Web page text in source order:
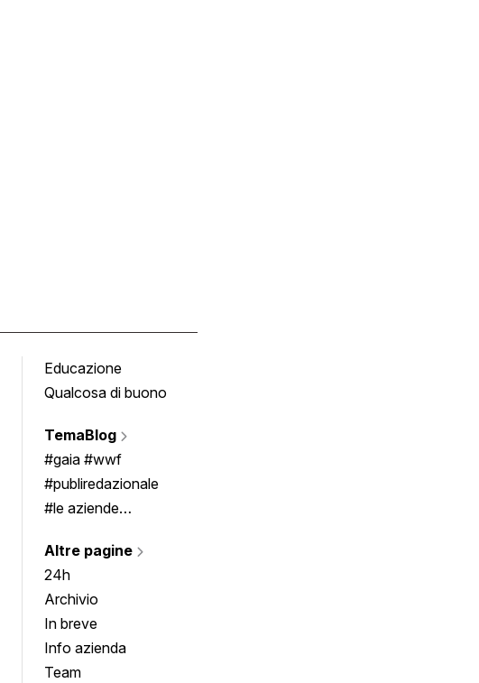
Educazione
Qualcosa di buono
TemaBlog
#gaia #wwf
#publiredazionale
#le aziende
Altre pagine
24h
Archivio
In breve
Info azienda
Team